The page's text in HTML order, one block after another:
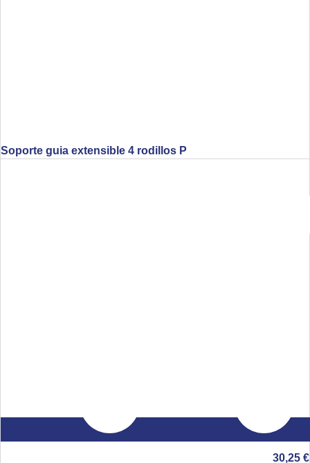
Soporte guia extensible 4 rodillos P
30,25 €